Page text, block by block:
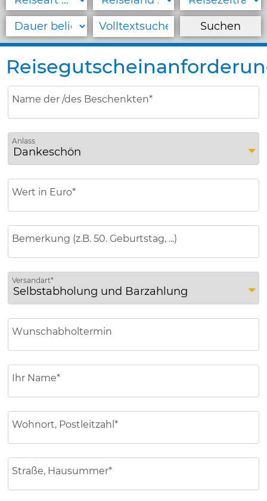
Oktober 2026
November 2026
Dezember 2026
KUREN & WELLNESS
PAUSCHALREISEN
Blätterkatalog
KONTAKT
Wir sind für Sie da
Unser Team
Name der /des Beschenkten*
Anlass
Wert in Euro*
Bemerkung (z.B. 50. Geburtstag, ...)
Versandart*
Wunschabholtermin
Ihr Name*
Wohnort, Postleitzahl*
Straße, Hausummer*